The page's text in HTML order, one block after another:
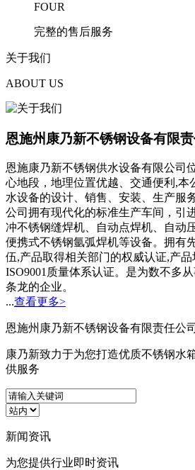
FOUR
完整的售后服务
关于我们
ABOUT US
恩施州康乃新不锈钢设备有限责
恩施康乃新不锈钢供水设备有限公司
心地段，地理位置优越、交通便利,本
水设备的设计、销售、安装、生产服
公司拥有现代化的标准生产车间，引
冲不锈钢缝焊机、自动点焊机、自动
便携式不锈钢氩弧焊机等设备。拥有
伍,产品取得相关部门的权威认证,产
ISO9001质量体系认证。是为数不多
条龙的企业。
...查看更多>
恩施州康乃新不锈钢设备有限责任公司
康乃新致力于为您打造优质不锈钢水
供服务
新闻资讯
为您提供行业即时资讯